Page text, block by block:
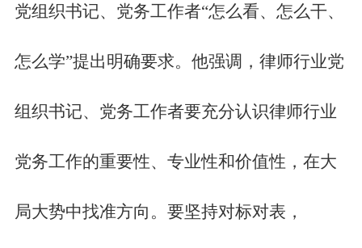
党组织书记、党务工作者“怎么看、怎么干、
怎么学”提出明确要求。他强调，律师行业党
组织书记、党务工作者要充分认识律师行业
党务工作的重要性、专业性和价值性，在大
局大势中找准方向。要坚持对标对表，